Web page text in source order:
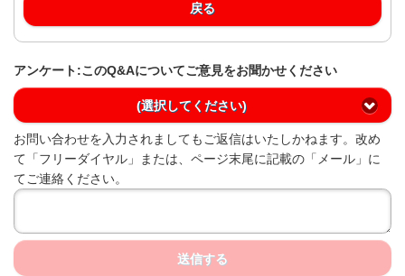
戻る
アンケート:このQ&Aについてご意見をお聞かせください
(選択してください)
お問い合わせを入力されましてもご返信はいたしかねます。改め
て「フリーダイヤル」または、ページ末尾に記載の「メール」に
てご連絡ください。
送信する